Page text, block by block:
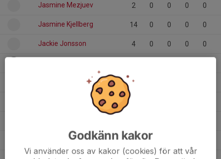
Jasmine Mezjuev 2 0 0 0 0
Jasmine Kjellberg 14 0 0 0 0
Jackie Jonsson 4 0 0 0 0
1
Freja Jonare Backman 7 0
Godkänn kakor
Vi använder oss av kakor (cookies) för att vår